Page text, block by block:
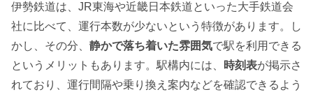
伊勢鉄道は、JR東海や近畿日本鉄道といった大手鉄道会
社に比べて、運行本数が少ないという特徴があります。し
かし、その分、 静かで落ち着いた雰囲気で駅を利用できる
というメリットもあります。駅構内には、
時刻表が掲示さ
れており、運行間隔や乗り換え案内などを確認できるよう